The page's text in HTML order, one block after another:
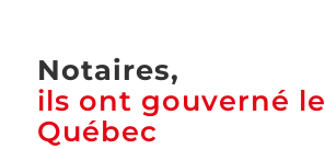
Notaires,
ils ont gouverné le
Québec